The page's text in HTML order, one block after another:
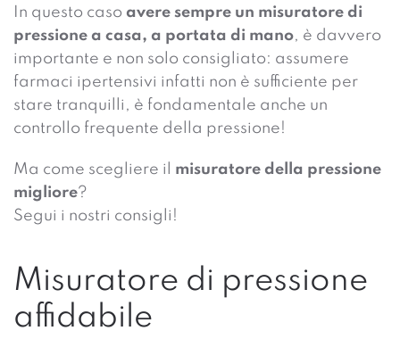
In questo caso avere sempre un misuratore di
pressione a casa, a portata di mano, è davvero
importante e non solo consigliato: assumere
farmaci ipertensivi infatti non è sufficiente per
stare tranquilli, è fondamentale anche un
controllo frequente della pressione!
Ma come scegliere il misuratore della pressione
migliore?
Segui i nostri consigli!
Misuratore di pressione
affidabile